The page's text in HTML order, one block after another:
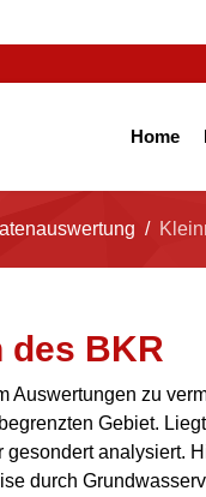
Home
des BKR
Auswertungen zu
Gebiet.
analysiert.
durch